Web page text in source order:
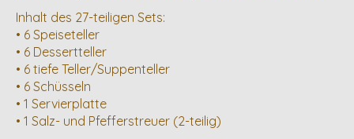
Inhalt des 27-teiligen Sets:
• 6 Speiseteller
• 6 Dessertteller
• 6 tiefe Teller/Suppenteller
• 6 Schüsseln
• 1 Servierplatte
• 1 Salz- und Pfefferstreuer (2-teilig)